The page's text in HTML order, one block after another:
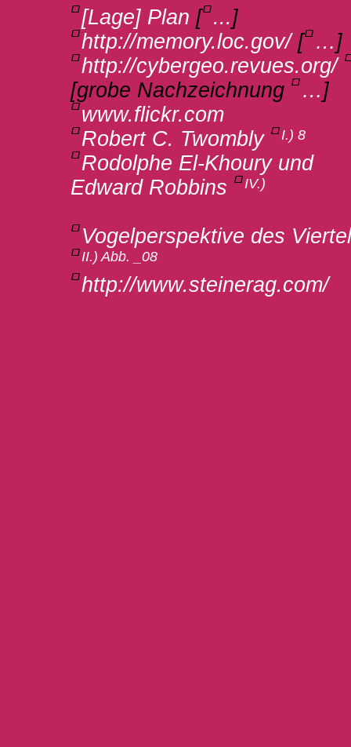
[Lage] Plan [ ... ]
http://memory.loc.gov/[ … ]
http://cybergeo.revues.org/
[grobe Nachzeichnung
… ]
www.flickr.com
Robert C. Twombly
I.) 8
Rodolphe El-Khoury und
Edward Robbins
IV.)
Vogelperspektive des
II.) Abb. _08
http://www.steinerag.com/